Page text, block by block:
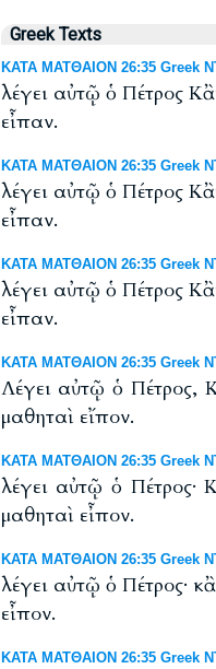
Greek Texts
ΚΑΤΑ ΜΑΤΘΑΙΟΝ 26:35 Greek
λέγει αὐτῷ ὁ Πέτρος
εἶπαν.
ΚΑΤΑ ΜΑΤΘΑΙΟΝ 26:35 Greek
λέγει αὐτῷ ὁ Πέτρος
εἶπαν.
ΚΑΤΑ ΜΑΤΘΑΙΟΝ 26:35 Greek
λέγει αὐτῷ ὁ Πέτρος
εἶπαν.
ΚΑΤΑ ΜΑΤΘΑΙΟΝ 26:35 Greek
Λέγει αὐτῷ ὁ Πέτρος,
μαθηταὶ εἴπον.
ΚΑΤΑ ΜΑΤΘΑΙΟΝ 26:35 Greek
λέγει αὐτῷ ὁ Πέτρος·
μαθηταὶ εἶπον.
ΚΑΤΑ ΜΑΤΘΑΙΟΝ 26:35 Greek
λέγει αὐτῷ ὁ Πέτρος·
εἶπον.
ΚΑΤΑ ΜΑΤΘΑΙΟΝ 26:35 Greek